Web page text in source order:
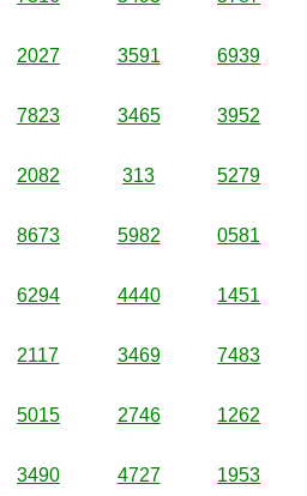
2027 3591 6939
7823 3465 3952
2082 313 5279
8673 5982 0581
6294 4440 1451
2117 3469 7483
5015 2746 1262
3490 4727 1953